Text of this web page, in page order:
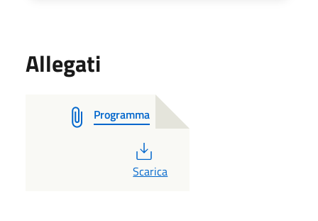
Allegati
Programma
PDF
Scarica